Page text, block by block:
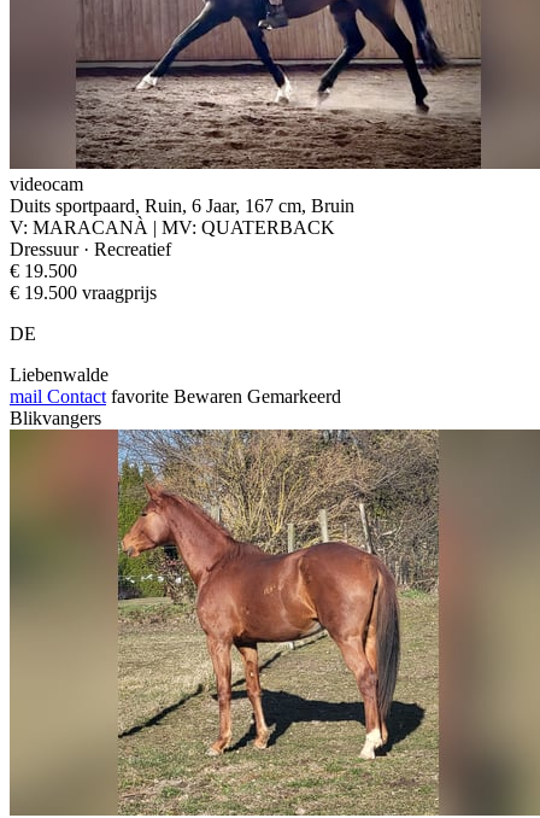
videocam
Duits sportpaard, Ruin, 6 Jaar, 167 cm, Bruin
V: MARACANÀ | MV: QUATERBACK
Dressuur · Recreatief
€ 19.500
€ 19.500 vraagprijs
DE
Liebenwalde
mail Contact favorite Bewaren Gemarkeerd
Blikvangers